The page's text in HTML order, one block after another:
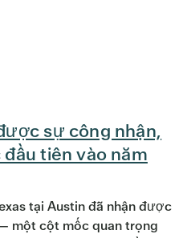
sự công nhận,
tiên vào năm
tại Austin đã nhận được
một cột mốc quan trọng